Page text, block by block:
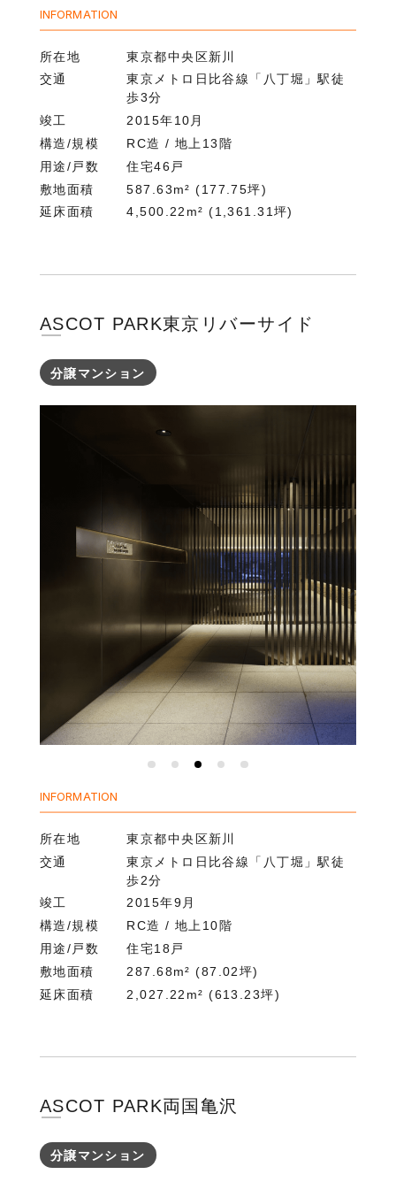
INFORMATION
所在地
東京都中央区新川
交通
東京メトロ日比谷線「八丁堀」駅徒
歩3分
竣工
2015年10月
構造/規模
RC造 / 地上13階
用途/戸数
住宅46戸
敷地面積
587.63m² (177.75坪)
延床面積
4,500.22m² (1,361.31坪)
ASCOT PARK東京リバーサイド
分譲マンション
INFORMATION
所在地
東京都中央区新川
交通
東京メトロ日比谷線「八丁堀」駅徒
歩2分
竣工
2015年9月
構造/規模
RC造 / 地上10階
用途/戸数
住宅18戸
敷地面積
287.68m² (87.02坪)
延床面積
2,027.22m² (613.23坪)
ASCOT PARK両国亀沢
分譲マンション